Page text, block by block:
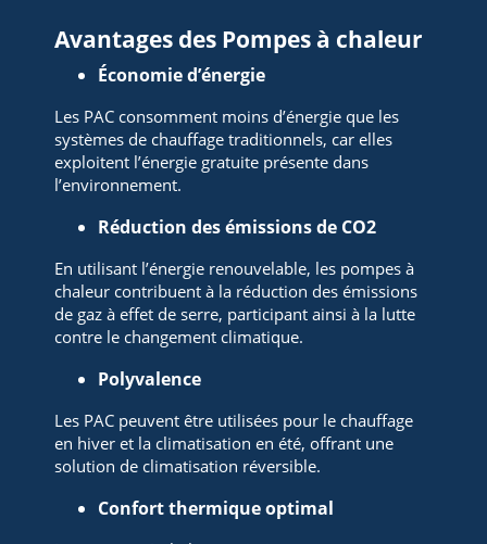
Avantages des Pompes à chaleur
Économie d’énergie
Les PAC consomment moins d’énergie que les
systèmes de chauffage traditionnels, car elles
exploitent l’énergie gratuite présente dans
l’environnement.
Réduction des émissions de CO2
En utilisant l’énergie renouvelable, les pompes à
chaleur contribuent à la réduction des émissions
de gaz à effet de serre, participant ainsi à la lutte
contre le changement climatique.
Polyvalence
Les PAC peuvent être utilisées pour le chauffage
en hiver et la climatisation en été, offrant une
solution de climatisation réversible.
Confort thermique optimal